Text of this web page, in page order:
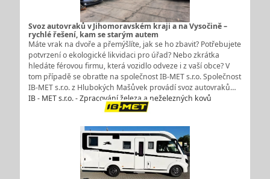
Svoz autovraků v Jihomoravském kraji a na Vysočině –
rychlé řešení, kam se starým autem
Máte vrak na dvoře a přemýšlíte, jak se ho zbavit? Potřebujete
potvrzení o ekologické likvidaci pro úřad? Nebo zkrátka
hledáte férovou firmu, která vozidlo odveze i z vaší obce? V
tom případě se obraťte na společnost IB-MET s.r.o. Společnost
IB-MET s.r.o. z Hlubokých Mašůvek provádí svoz autovraků…
IB - MET s.r.o. - Zpracování železa a neželezných kovů